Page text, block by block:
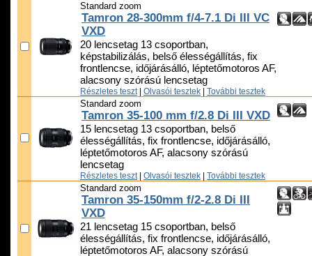
Standard zoom
Tamron 28-300mm f/4-7.1 Di III VC
VXD
20 lencsetag 13 csoportban,
képstabilizálás, belső élességállítás, fix
frontlencse, időjárásálló, léptetőmotoros AF,
alacsony szórású lencsetag
Részletes teszt Olvasói tesztek További tesztek
Standard zoom
Tamron 35-100 mm f/2.8 Di III VXD
15 lencsetag 13 csoportban, belső
élességállítás, fix frontlencse, időjárásálló,
léptetőmotoros AF, alacsony szórású
lencsetag
Részletes teszt Olvasói tesztek További tesztek
Standard zoom
Tamron 35-150mm f/2-2.8 Di III
VXD
21 lencsetag 15 csoportban, belső
élességállítás, fix frontlencse, időjárásálló,
léptetőmotoros AF, alacsony szórású